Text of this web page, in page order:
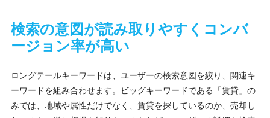
検索の意図が読み取りやすくコンバ
ージョン率が高い
ロングテールキーワードは、ユーザーの検索意図を絞り、関連キ
ーワードを組み合わせます。ビッグキーワードである「賃貸」の
みでは、地域や属性だけでなく、賃貸を探しているのか、売却し